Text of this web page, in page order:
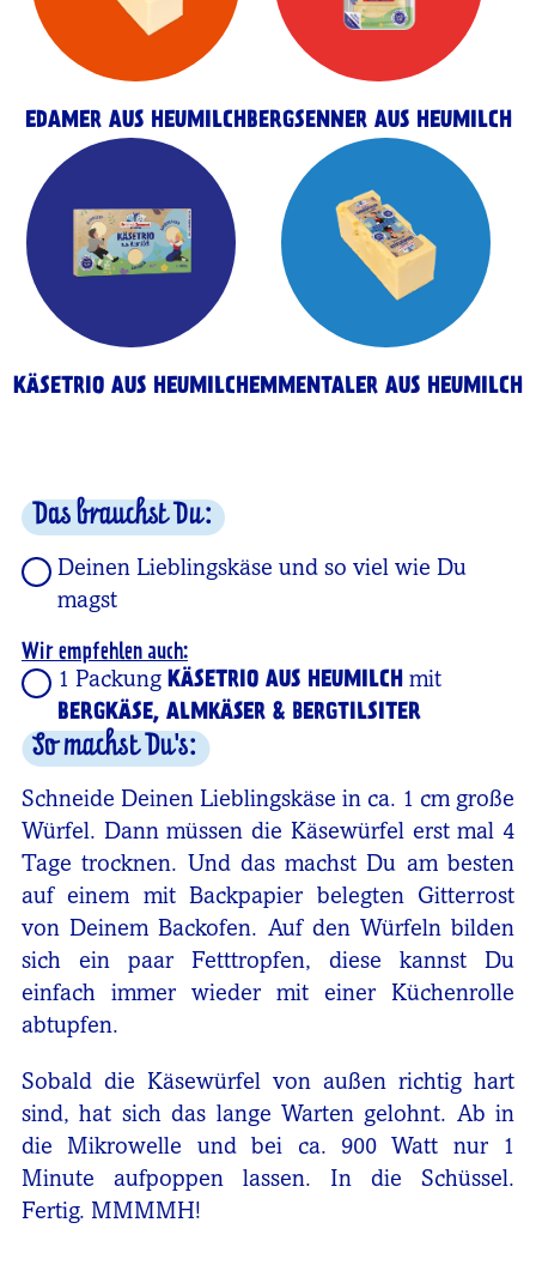
EDAMER AUS HEUMILCHBERGSENNER AUS HEUMILCH
KÄSETRIO AUS HEUMILCHEMMENTALER AUS HEUMILCH
Das brauchst Du:
Deinen Lieblingskäse und so viel wie Du
magst
Wir empfehlen auch:
1 Packung KÄSETRIO AUS HEUMILCH mit
BERGKÄSE, ALMKÄSER & BERGTILSITER
So machst Du's:
Schneide Deinen Lieblingskäse in ca. 1 cm große
Würfel. Dann müssen die Käsewürfel erst mal 4
Tage trocknen. Und das machst Du am besten
auf einem mit Backpapier belegten Gitterrost
von Deinem Backofen. Auf den Würfeln bilden
sich ein paar Fetttropfen, diese kannst Du
einfach immer wieder mit einer Küchenrolle
abtupfen.
Sobald die Käsewürfel von außen richtig hart
sind, hat sich das lange Warten gelohnt. Ab in
die Mikrowelle und bei ca. 900 Watt nur 1
Minute aufpoppen lassen. In die Schüssel.
Fertig. MMMMH!